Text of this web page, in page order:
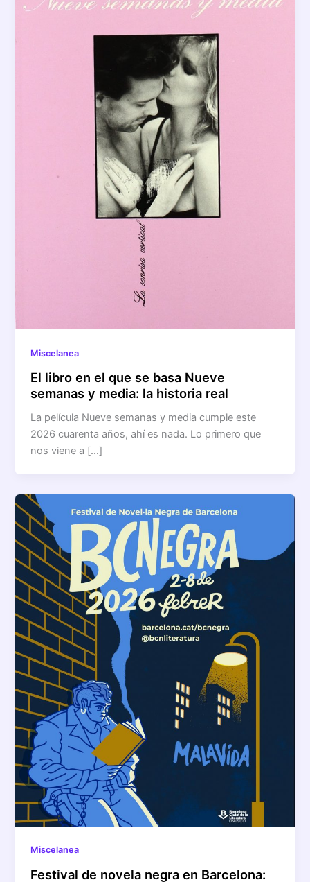
Miscelanea
El libro en el que se basa Nueve
semanas y media: la historia real
La película Nueve semanas y media cumple este
2026 cuarenta años, ahí es nada. Lo primero que
nos viene a […]
Miscelanea
Festival de novela negra en Barcelona: